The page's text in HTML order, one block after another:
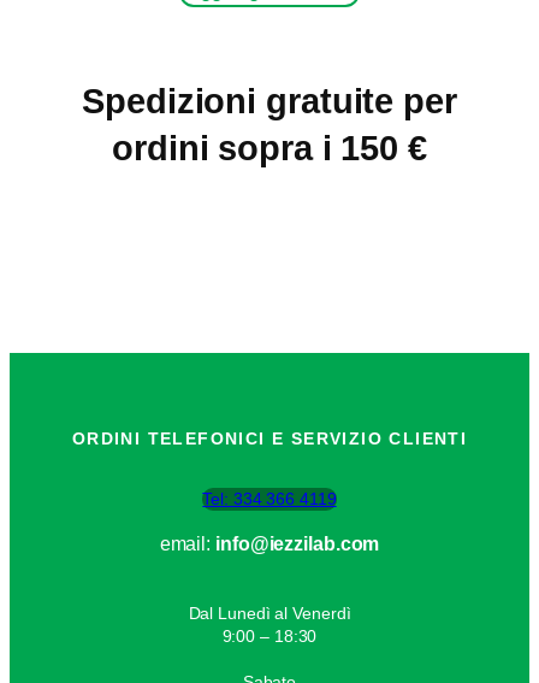
Spedizioni gratuite per
ordini sopra i 150 €
ORDINI TELEFONICI E SERVIZIO CLIENTI
Tel: 334 366 4119
email: info@iezzilab.com
Dal Lunedì al Venerdì
9:00 – 18:30